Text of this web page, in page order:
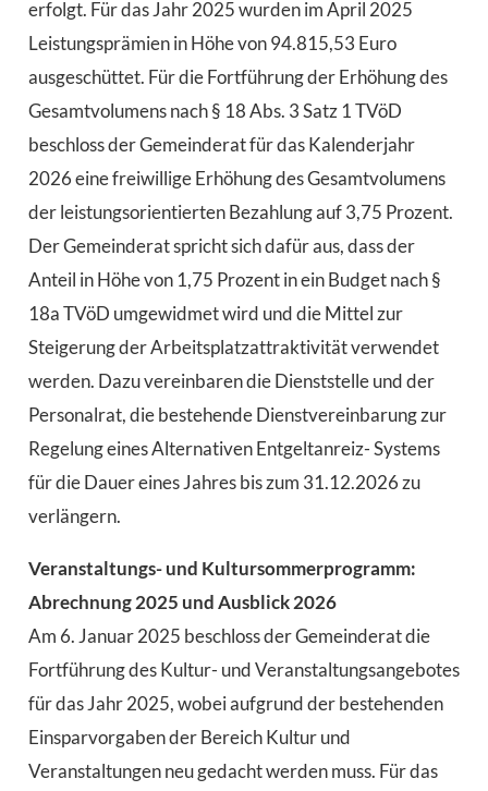
erfolgt. Für das Jahr 2025 wurden im April 2025
Leistungsprämien in Höhe von 94.815,53 Euro
ausgeschüttet. Für die Fortführung der Erhöhung des
Gesamtvolumens nach § 18 Abs. 3 Satz 1 TVöD
beschloss der Gemeinderat für das Kalenderjahr
2026 eine freiwillige Erhöhung des Gesamtvolumens
der leistungsorientierten Bezahlung auf 3,75 Prozent.
Der Gemeinderat spricht sich dafür aus, dass der
Anteil in Höhe von 1,75 Prozent in ein Budget nach §
18a TVöD umgewidmet wird und die Mittel zur
Steigerung der Arbeitsplatzattraktivität verwendet
werden. Dazu vereinbaren die Dienststelle und der
Personalrat, die bestehende Dienstvereinbarung zur
Regelung eines Alternativen Entgeltanreiz- Systems
für die Dauer eines Jahres bis zum 31.12.2026 zu
verlängern.
Veranstaltungs- und Kultursommerprogramm:
Abrechnung 2025 und Ausblick 2026
Am 6. Januar 2025 beschloss der Gemeinderat die
Fortführung des Kultur- und Veranstaltungsangebotes
für das Jahr 2025, wobei aufgrund der bestehenden
Einsparvorgaben der Bereich Kultur und
Veranstaltungen neu gedacht werden muss. Für das